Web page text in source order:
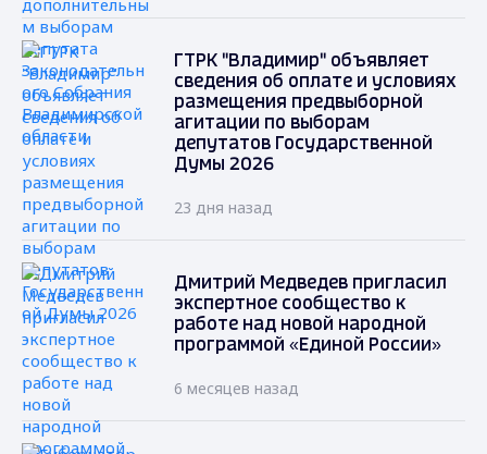
ГТРК "Владимир" объявляет
сведения об оплате и условиях
размещения предвыборной
агитации по выборам
депутатов Государственной
Думы 2026
23 дня назад
Дмитрий Медведев пригласил
экспертное сообщество к
работе над новой народной
программой «Единой России»
6 месяцев назад